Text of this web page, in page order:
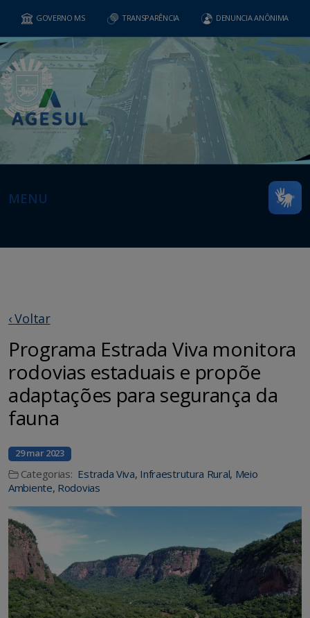
GOVERNO MS TRANSPARÊNCIA DENUNCIA ANÔNIMA
MENU
‹ Voltar
Programa Estrada Viva monitora
rodovias estaduais e propõe
adaptações para segurança da
fauna
29 mar 2023
Categorias: Estrada Viva, Infraestrutura Rural, Meio
Ambiente, Rodovias